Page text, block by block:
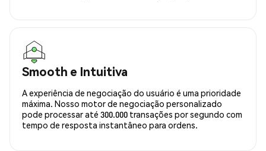
Smooth e Intuitiva
A experiência de negociação do usuário é uma prioridade
máxima. Nosso motor de negociação personalizado
pode processar até 300.000 transações por segundo com
tempo de resposta instantâneo para ordens.